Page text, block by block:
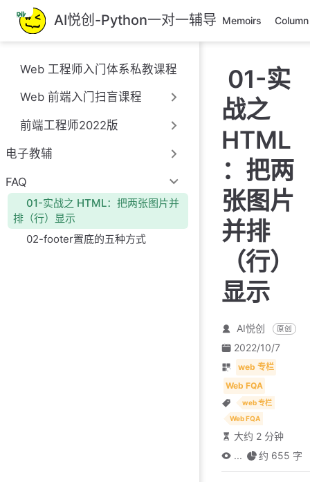
跳
至
主
內
AI悦创-Python一对一辅导 Memoirs Column
Web 工程师入门体系私教课程
Web 前端入门扫盲课程
前端工程师2022版
电子教辅
FAQ
01-实战之 HTML：把两张图片并
排（行）显示
02-footer置底的五种方式
01-实
战之
HTML
：把两
张图片
并排
（行）
显示
AI悦创 原创
2022/10/7
web 专栏
Web FQA
web 专栏
Web FQA
大约 2 分钟
...
约 655 字